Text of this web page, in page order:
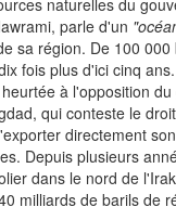
naturelles du
parle d'un
sa région. De 100
fois plus d'ici cinq
à l'opposition
qui conteste le
directement
Depuis plusieurs
dans le nord de
milliards de barils de